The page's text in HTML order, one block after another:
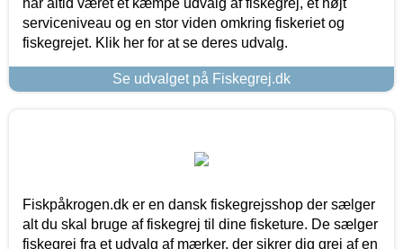
serviceniveau og en stor viden omkring fiskeriet og
fiskegrejet. Klik her for at se deres udvalg.
Se udvalget på Fiskegrej.dk
Fiskpåkrogen.dk er en dansk fiskegrejsshop der sælger
alt du skal bruge af fiskegrej til dine fisketure. De sælger
fiskegrej fra et udvalg af mærker, der sikrer dig grej af en